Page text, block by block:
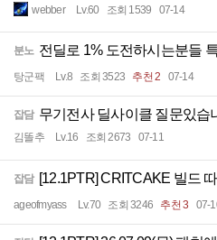
webber Lv.60 조회 1539 07-14
분노 전딜로 1% 도전하시는분들
탕군팩 Lv.8 조회 3523 추천 2 07-14
잡담 무기전사 딜사이클 질문있습
김똘추 Lv.16 조회 2673 07-11
잡담 [12.1PTR] CRITCAKE 빌드
ageofmyass Lv.70 조회 3246 추천 3 07-